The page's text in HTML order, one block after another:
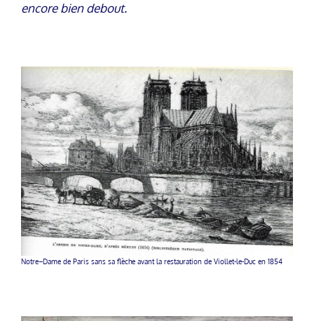
encore bien debout.
Notre–Dame de Paris sans sa flèche avant la restauration de Viollet-le-Duc en 1854